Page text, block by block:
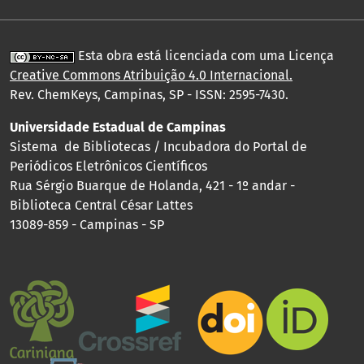
Esta obra está licenciada com uma Licença
Creative Commons Atribuição 4.0 Internacional.
Rev. ChemKeys, Campinas, SP - ISSN: 2595-7430.
Universidade Estadual de Campinas
Sistema de Bibliotecas / Incubadora do Portal de
Periódicos Eletrônicos Científicos
Rua Sérgio Buarque de Holanda, 421 - 1º andar -
Biblioteca Central César Lattes
13089-859 - Campinas - SP